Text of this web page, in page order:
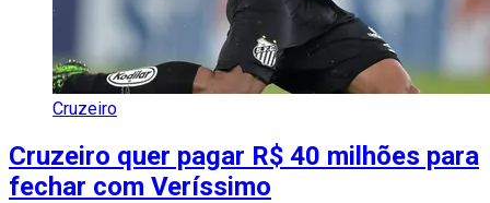
Cruzeiro
Cruzeiro quer pagar R$ 40 milhões para
fechar com Veríssimo